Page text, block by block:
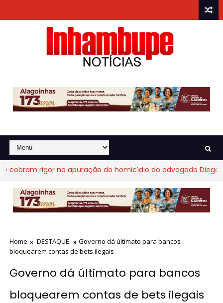
rigor na apuração do homicídio do advogado Diego
Home DESTAQUE
Governo dá últimato para bancos
bloquearem contas de bets ilegais
Governo dá últimato para bancos
bloquearem contas de bets ilegais